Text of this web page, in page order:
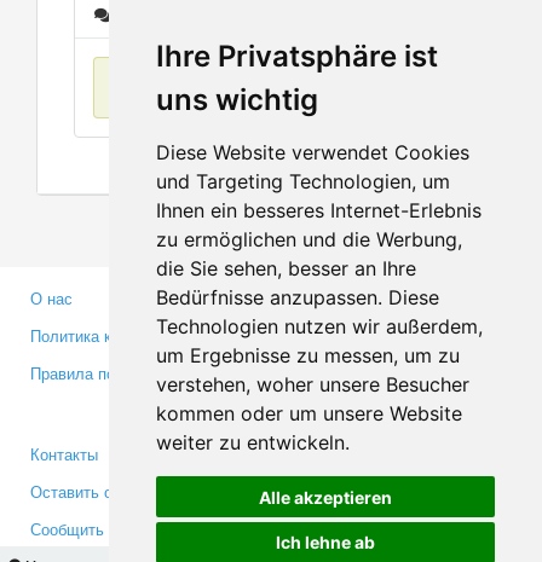
Ihre Privatsphäre ist
uns wichtig
Diese Website verwendet Cookies
und Targeting Technologien, um
Ihnen ein besseres Internet-Erlebnis
zu ermöglichen und die Werbung,
die Sie sehen, besser an Ihre
Bedürfnisse anzupassen. Diese
Technologien nutzen wir außerdem,
um Ergebnisse zu messen, um zu
verstehen, woher unsere Besucher
kommen oder um unsere Website
weiter zu entwickeln.
Alle akzeptieren
Ich lehne ab
О нас
Политика конфиденциальности
Правила пользования
Партнерам
Инвесторам
Медиа
Контакты
Оставить отзыв
Сообщить об ошибке
Facebook
Twitter
YouTube